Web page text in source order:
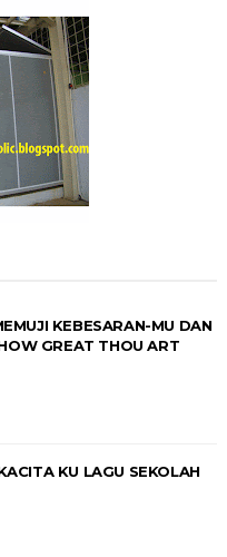
KEBESARAN-MU DAN
GREAT THOU ART
KU LAGU SEKOLAH